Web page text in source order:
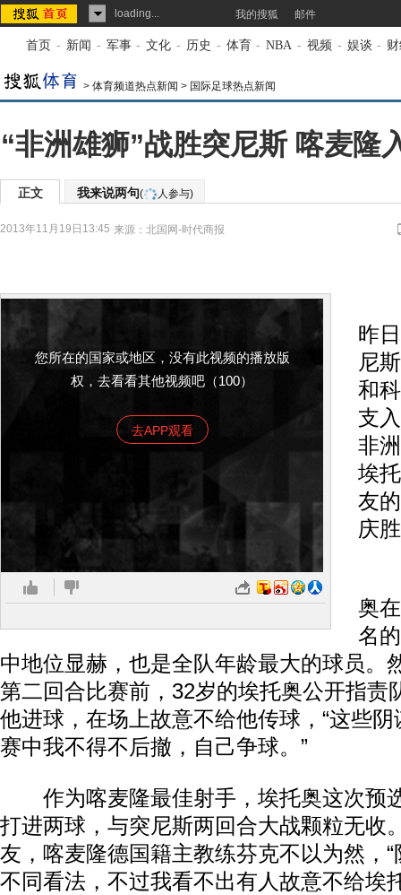
loading... 我的搜狐 邮件
首页 - 新闻 - 军事 - 文化 - 历史 - 体育 - NBA - 视频 - 娱谈 -
> 体育频道热点新闻 > 国际足球热点新闻
“非洲雄狮”战胜突尼斯 喀麦隆
正文 我来说两句( 人参与)
2013年11月19日13:45 来源： 北国网-时代商报
您所在的国家或地区，没有此视频的播放版
权，去看看其他视频吧（100）
去APP观看
昨
尼
和
支
非
埃
友
庆
奥
名
中地位显赫，也是全队年龄最大的球员。
第二回合比赛前，32岁的埃托奥公开指责
他进球，在场上故意不给他传球，“这些
赛中我不得不后撤，自己争球。”
作为喀麦隆最佳射手，埃托奥这次预
打进两球，与突尼斯两回合大战颗粒无收
友，喀麦隆德国籍主教练芬克不以为然，
不同看法，不过我看不出有人故意不给埃